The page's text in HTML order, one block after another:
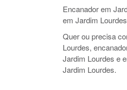
Encanador em
em Jardim
Quer ou precisa
Lourdes,
Jardim Lourdes e
Jardim Lourdes.